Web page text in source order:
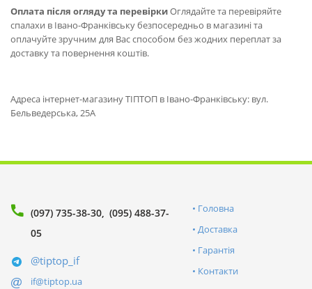
Оплата після огляду та перевіркиОглядайте та перевіряйте
спалахи в Івано-Франківську безпосередньо в магазині та
оплачуйте зручним для Вас способом без жодних переплат за
доставку та повернення коштів.
Адреса інтернет-магазину ТІПТОП в Івано-Франківську: вул.
Бельведерська, 25А
(097) 735-38-30 (095) 488-37-
05
@tiptop_if
if@tiptop.ua
Головна
Доставка
Гарантія
Контакти